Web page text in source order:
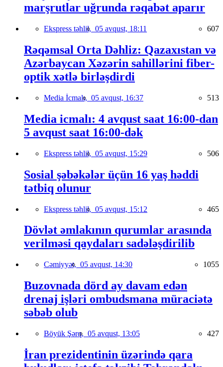
marşrutlar uğrunda rəqabət aparır
Ekspress təhlil, 05 avqust, 18:11 607
Rəqəmsal Orta Dəhliz: Qazaxıstan və
Azərbaycan Xəzərin sahillərini fiber-
optik xətlə birləşdirdi
Media İcmalı, 05 avqust, 16:37 513
Media icmalı: 4 avqust saat 16:00-dan
5 avqust saat 16:00-dək
Ekspress təhlil, 05 avqust, 15:29 506
Sosial şəbəkələr üçün 16 yaş həddi
tətbiq olunur
Ekspress təhlil, 05 avqust, 15:12 465
Dövlət əmlakının qurumlar arasında
verilməsi qaydaları sadələşdirilib
Cəmiyyət, 05 avqust, 14:30 1055
Buzovnada dörd ay davam edən
drenaj işləri ombudsmana müraciətə
səbəb olub
Böyük Şərq, 05 avqust, 13:05 427
İran prezidentinin üzərində qara